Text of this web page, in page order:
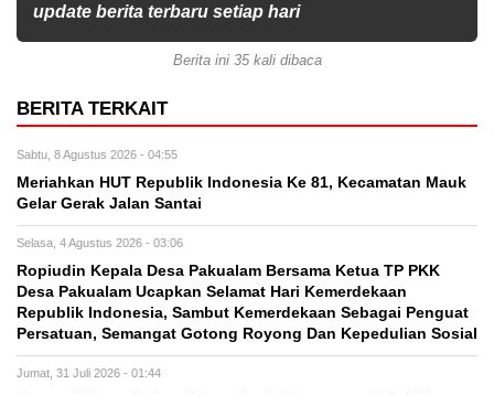
update berita terbaru setiap hari
Berita ini 35 kali dibaca
BERITA TERKAIT
Sabtu, 8 Agustus 2026 - 04:55
Meriahkan HUT Republik Indonesia Ke 81, Kecamatan Mauk
Gelar Gerak Jalan Santai
Selasa, 4 Agustus 2026 - 03:06
Ropiudin Kepala Desa Pakualam Bersama Ketua TP PKK
Desa Pakualam Ucapkan Selamat Hari Kemerdekaan
Republik Indonesia, Sambut Kemerdekaan Sebagai Penguat
Persatuan, Semangat Gotong Royong Dan Kepedulian Sosial
Jumat, 31 Juli 2026 - 01:44